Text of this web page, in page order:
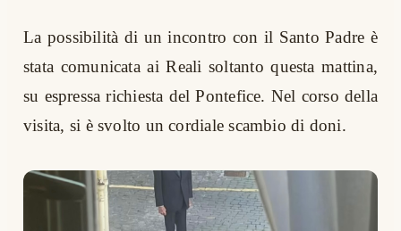
La possibilità di un incontro con il Santo Padre è
stata comunicata ai Reali soltanto questa mattina,
su espressa richiesta del Pontefice. Nel corso della
visita, si è svolto un cordiale scambio di doni.